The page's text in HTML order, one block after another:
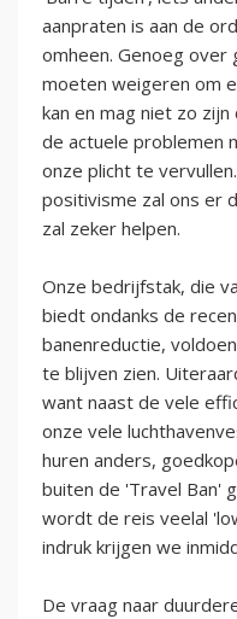
aanpraten is aan de
omheen. Genoeg over
moeten weigeren om
kan en mag niet zo
de actuele problemen
onze plicht te
positivisme zal ons er
zal zeker helpen.
Onze bedrijfstak, die
biedt ondanks de
banenreductie,
te blijven zien.
want naast de vele
onze vele
huren anders,
buiten de 'Travel Ban'
wordt de reis veelal
indruk krijgen we
De vraag naar